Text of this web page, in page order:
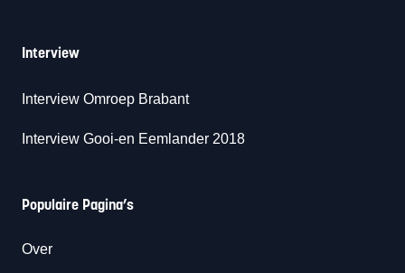
Interview
Interview Omroep Brabant
Interview Gooi-en Eemlander 2018
Populaire Pagina’s
Over